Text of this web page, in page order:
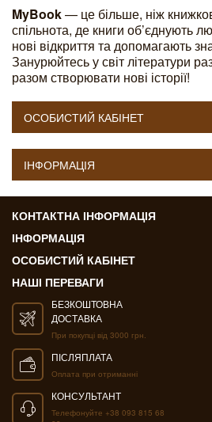
MyBook— це більше, ніж
спільнота, де книги об’єднують
нові відкриття та допомагають
Занурюйтесь у світ літератури
разом створювати нові історії!
ОСОБИСТИЙ КАБІНЕТ
ІНФОРМАЦІЯ
КОНТАКТНА ІНФОРМАЦІЯ
ІНФОРМАЦІЯ
ОСОБИСТИЙ КАБІНЕТ
НАШІ ПЕРЕВАГИ
БЕЗКОШТОВНА
ДОСТАВКА
При покупці від 3000 грн.
ПІСЛЯПЛАТА
Оплата при отриманні
КОНСУЛЬТАНТ
Телефонуйте +38 093 815 68